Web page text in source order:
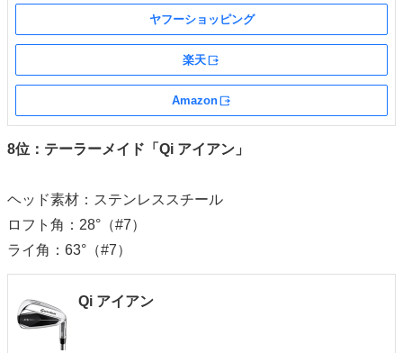
ヤフーショッピング
楽天
Amazon
8位：テーラーメイド「Qi アイアン」
ヘッド素材：ステンレススチール
ロフト角：28°（#7）
ライ角：63°（#7）
Qi アイアン